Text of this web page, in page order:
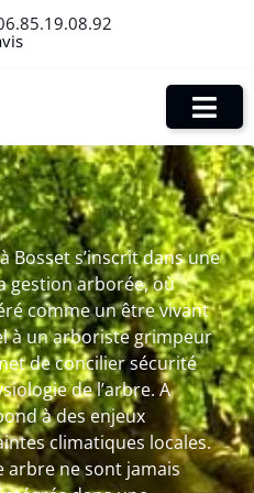
Bosset s’inscrit dans une
gestion arborée, où
comme un être vivant
à un arboriste grimpeur
de concilier sécurité
de l’arbre. A
à des enjeux
climatiques locales.
arbre ne sont jamais